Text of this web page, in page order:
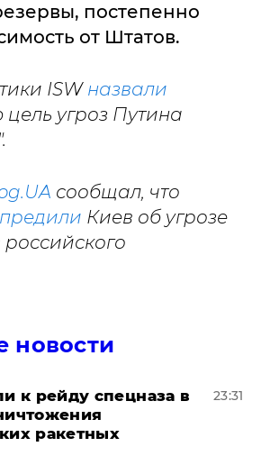
постепенно
от Штатов.
ISW назвали
угроз Путина
сообщал, что
Киев об угрозе
новости
к рейду спецназа в
ракетных
23:31